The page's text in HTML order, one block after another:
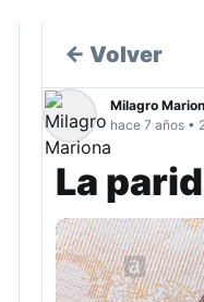
← Volver
Milagro
hace 7 años •
La